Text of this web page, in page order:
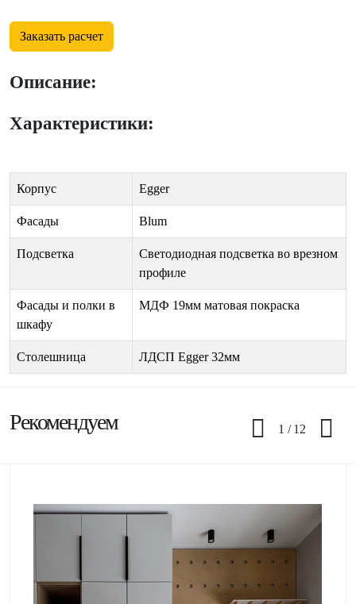
Заказать расчет
Описание:
Характеристики:
Корпус Egger
Фасады Blum
Подсветка
Светодиодная подсветка во врезном
профиле
Фасады и полки в
шкафу
МДФ 19мм матовая покраска
Столешница ЛДСП Egger 32мм
Рекомендуем